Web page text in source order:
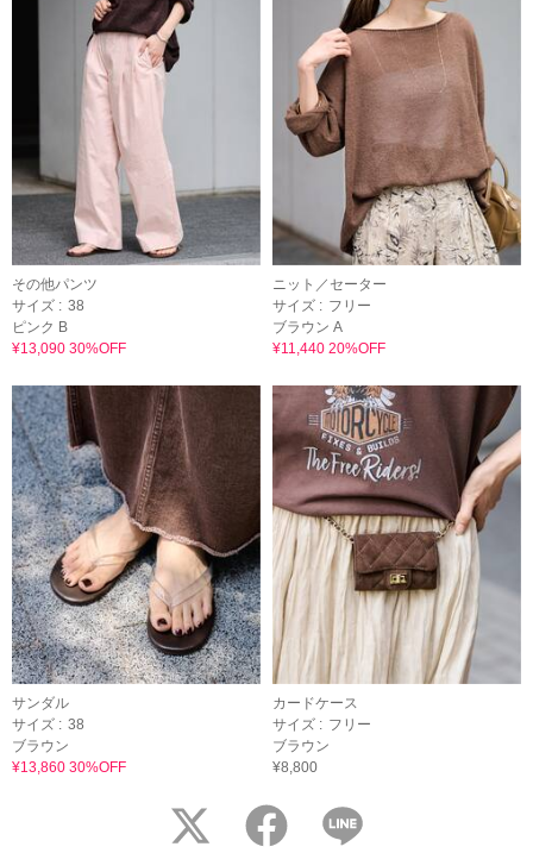
その他パンツ
サイズ : 38
ピンク B
¥13,090 30%OFF
ニット／セーター
サイズ : フリー
ブラウン A
¥11,440 20%OFF
サンダル
サイズ : 38
ブラウン
¥13,860 30%OFF
カードケース
サイズ : フリー
ブラウン
¥8,800
twitter facebook